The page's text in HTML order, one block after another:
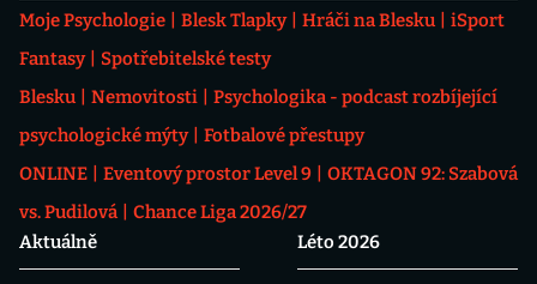
Moje Psychologie Blesk Tlapky Hráči na Blesku
iSport
Fantasy
Spotřebitelské testy
Blesku
Nemovitosti
Psychologika - podcast rozbíjející
psychologické mýty
Fotbalové přestupy
ONLINE
Eventový prostor Level 9
OKTAGON 92: Szabová
vs. Pudilová
Chance Liga 2026/27
Aktuálně
Léto 2026